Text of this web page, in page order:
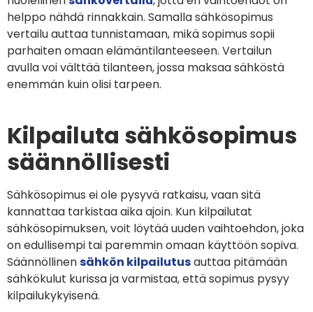
helppo nähdä rinnakkain. Samalla sähkösopimus
vertailu auttaa tunnistamaan, mikä sopimus sopii
parhaiten omaan elämäntilanteeseen. Vertailun
avulla voi välttää tilanteen, jossa maksaa sähköstä
enemmän kuin olisi tarpeen.
Kilpailuta sähkösopimus
säännöllisesti
Sähkösopimus ei ole pysyvä ratkaisu, vaan sitä
kannattaa tarkistaa aika ajoin. Kun kilpailutat
sähkösopimuksen, voit löytää uuden vaihtoehdon, joka
on edullisempi tai paremmin omaan käyttöön sopiva.
Säännöllinensähkön kilpailutusauttaa pitämään
sähkökulut kurissa ja varmistaa, että sopimus pysyy
kilpailukykyisenä.